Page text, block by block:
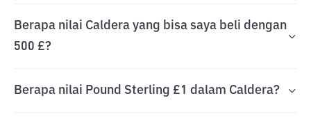
Berapa nilai Caldera yang bisa saya beli dengan
500 £?
Berapa nilai Pound Sterling £1 dalam Caldera?